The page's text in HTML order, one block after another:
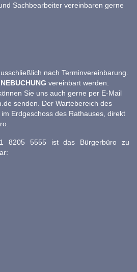
Sachbearbeiter vereinbaren gerne
nach Terminvereinbarung.
vereinbart werden.
Sie uns auch gerne per E-Mail
senden. Der Wartebereich des
Erdgeschoss des Rathauses, direkt
8205 5555 ist das Bürgerbüro zu